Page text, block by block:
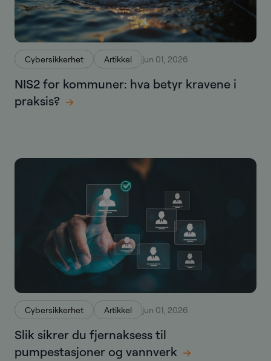
Cybersikkerhet Artikkel jun 01, 2026
NIS2 for kommuner: hva betyr kravene i
praksis?
Cybersikkerhet Artikkel jun 01, 2026
Slik sikrer du fjernaksess til
pumpestasjoner og vannverk